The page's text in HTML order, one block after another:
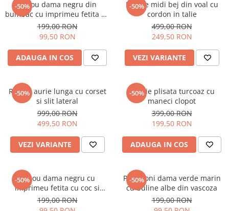
-50%
Tricou dama negru din
bumbac cu imprimeu fetita cu
bentita rosie
199,00 RON
99,50 RON
ADAUGA IN COS
-50%
Rochie midi bej din voal cu
cordon in talie
499,00 RON
249,50 RON
VEZI VARIANTE
-50%
Rochie aurie lunga cu corset
si slit lateral
999,00 RON
499,50 RON
VEZI VARIANTE
-50%
Rochie plisata turcoaz cu
maneci clopot
399,00 RON
199,50 RON
ADAUGA IN COS
-50%
Tricou dama negru cu
imprimeu fetita cu coc si
ochelari albastrii
199,00 RON
-50%
Pantaloni dama verde marin
cu buline albe din vascoza
199,00 RON